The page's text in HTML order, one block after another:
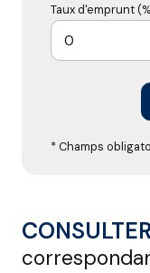
Taux d'emprunt
* Champs